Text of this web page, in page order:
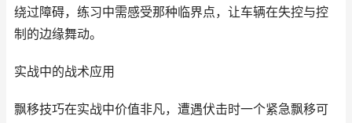
绕过障碍，练习中需感受那种临界点，让车辆在失控与控
制的边缘舞动。
实战中的战术应用
飘移技巧在实战中价值非凡，遭遇伏击时一个紧急飘移可